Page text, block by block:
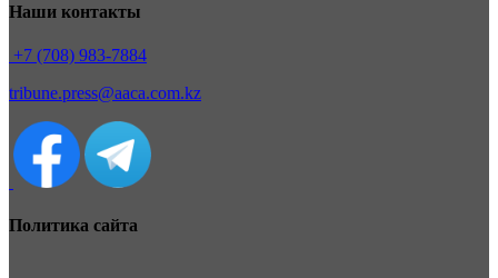
Наши контакты
+7 (708) 983-7884
tribune.press@aaca.com.kz
Политика сайта